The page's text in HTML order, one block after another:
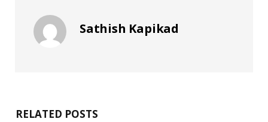
Sathish Kapikad
RELATED POSTS